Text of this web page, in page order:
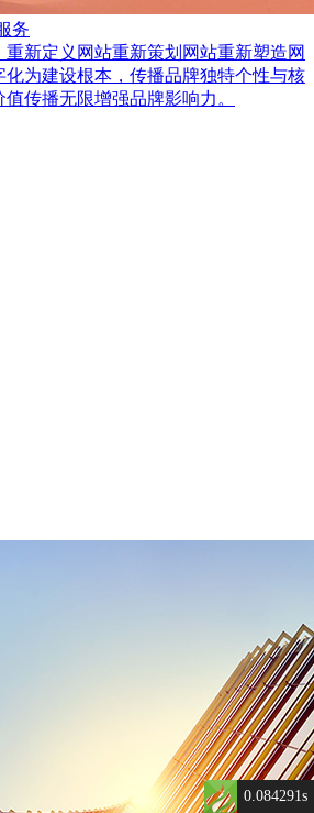
务
新定义网站重新策划网站重新塑造网
为建设根本，传播品牌独特个性与核
传播无限增强品牌影响力。
0.084291s